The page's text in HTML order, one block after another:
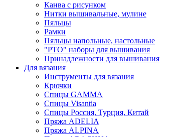
Канва с рисунком
Нитки вышивальные, мулине
Пяльцы
Рамки
Пяльцы напольные, настольные
"РТО" наборы для вышивания
Принадлежности для вышивания
Для вязания
Инструменты для вязания
Крючки
Спицы GAMMA
Спицы Visantia
Спицы Россия, Турция, Китай
Пряжа ADELIA
Пряжа ALPINA